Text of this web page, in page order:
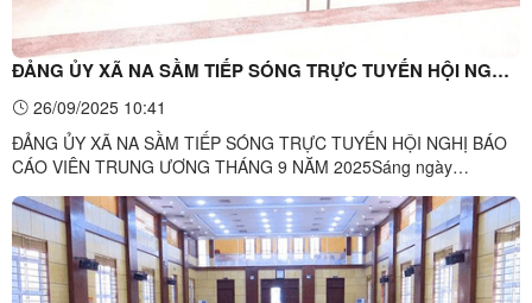
ĐẢNG ỦY XÃ NA SẦM TIẾP SÓNG TRỰC TUYẾN HỘI NGHỊ
BÁO CÁO VIÊN TRUNG ƯƠNG THÁNG 9 NĂM 2025
26/09/2025 10:41
ĐẢNG ỦY XÃ NA SẦM TIẾP SÓNG TRỰC TUYẾN HỘI NGHỊ BÁO
CÁO VIÊN TRUNG ƯƠNG THÁNG 9 NĂM 2025Sáng ngày
nghị Báo cáo viên Trung ương tháng 9 năm 2025 do Ban Tuyên
giáo Trung ương tổ chức.Tham dự hội nghị tại điểm cầu xã Na Sầm
có các đồng ...